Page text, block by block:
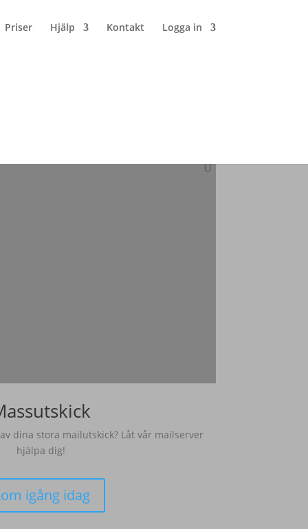
Priser Hjälp Kontakt Logga in
dina stora mailutskick? Låt vår mailserver
hjälpa dig!
igång idag